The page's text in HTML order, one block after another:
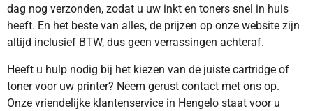
dag nog verzonden, zodat u uw inkt en toners snel in huis
heeft. En het beste van alles, de prijzen op onze website zijn
altijd inclusief BTW, dus geen verrassingen achteraf.
Heeft u hulp nodig bij het kiezen van de juiste cartridge of
toner voor uw printer? Neem gerust contact met ons op.
Onze vriendelijke klantenservice in Hengelo staat voor u